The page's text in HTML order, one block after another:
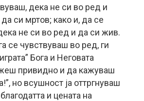
дека не си во ред и
си мртов; како и, да се
не си во ред и да си жив.
се чувствуваш во ред, ги
Бога и Неговата
привидно и да кажуваш
но всушност ја оттргнуваш
и цената на